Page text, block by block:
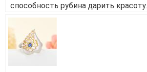
способность рубина дарить красоту.